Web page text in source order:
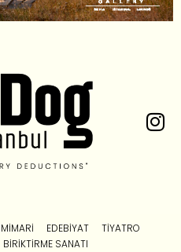
MIMARI EDEBIYAT
TIYATRO
BIRIKTIRME SANATI